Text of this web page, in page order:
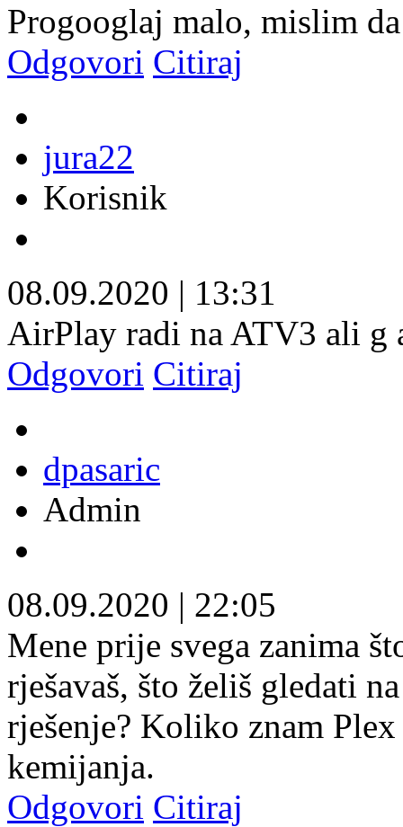
Progooglaj malo, mislim
Odgovori Citiraj
jura22
Korisnik
08.09.2020 | 13:31
AirPlay radi na ATV3 ali g
Odgovori Citiraj
dpasaric
Admin
08.09.2020 | 22:05
Mene prije svega zanima
rješavaš, što želiš gledati
rješenje? Koliko znam
kemijanja.
Odgovori Citiraj